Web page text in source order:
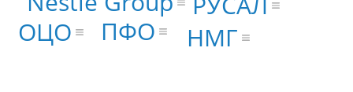
ОЦО ПФО НМГ